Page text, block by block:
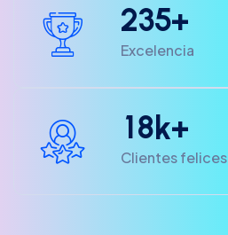
235+
Excelencia
18k+
Clientes felices